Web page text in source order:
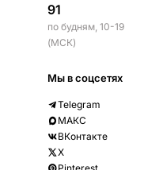
91
по будням, 10-19
(МСК)
Мы в соцсетях
Telegram
МАКС
ВКонтакте
X